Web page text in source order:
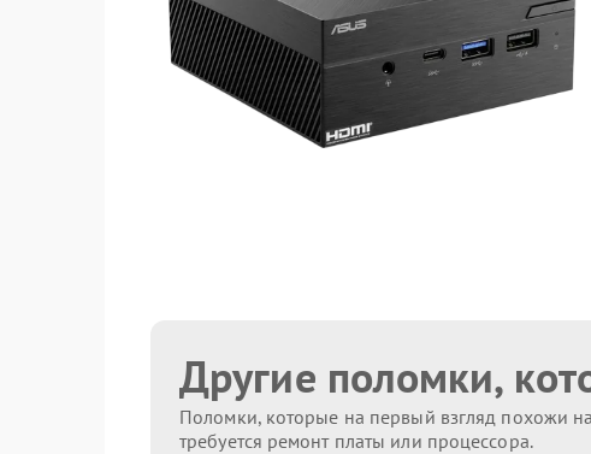
Другие поломки,
Поломки, которые на первый взгляд похожи
требуется ремонт платы или процессора.